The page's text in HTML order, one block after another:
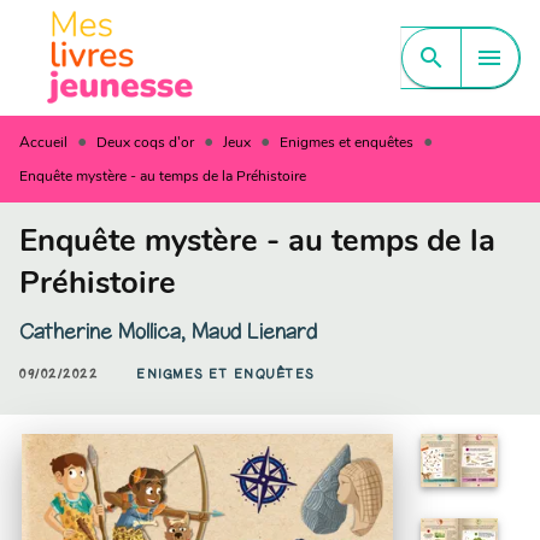
MENU CONTENU
PIED DE PAGE
search menu
Accueil • Deux coqs d'or • Jeux • Enigmes et enquêtes •
Enquête mystère - au temps de la Préhistoire
Enquête mystère - au temps de la
Préhistoire
Catherine Mollica, Maud Lienard
09/02/2022 ENIGMES ET ENQUÊTES